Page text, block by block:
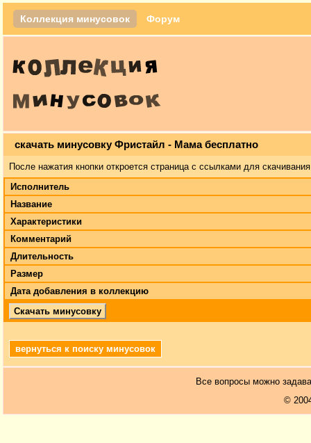
Коллекция минусовок Форум
скачать минусовку Фристайл - Мама бесплатно
После нажатия кнопки откроется страница с ссылками для
Исполнитель
Название
Характеристики
Комментарий
Длительность
Размер
Дата добавления в коллекцию
Скачать минусовку
вернуться к поиску минусовок
Все вопросы можно
©